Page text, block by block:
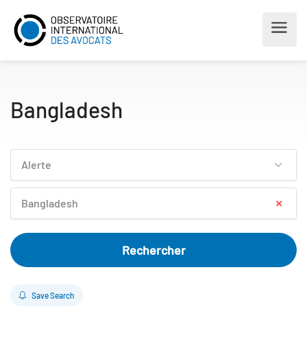
Bangladesh
Alerte
Bangladesh ×
Rechercher
Save Search